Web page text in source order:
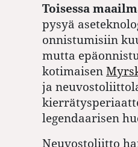
Toisessa
pysyä
onnistumisiin
mutta
kotimaisen
ja
legendaarisen
Neuvostoliitto